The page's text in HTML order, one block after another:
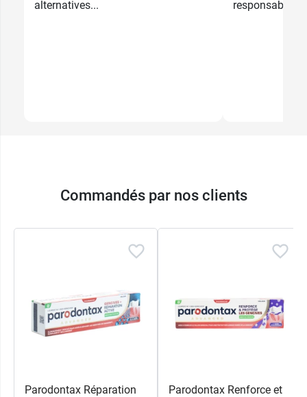
alternatives... responsable...
Commandés par nos clients
Parodontax Réparation
Parodontax Renforce et